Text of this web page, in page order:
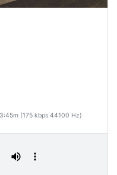
(175 kbps 44100 Hz)